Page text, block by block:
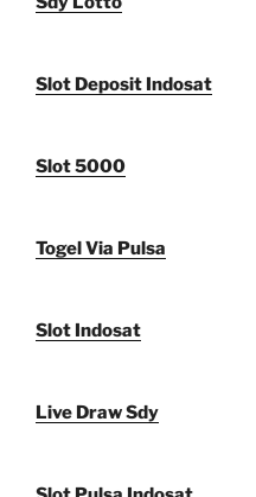
Slot Deposit Indosat
Slot 5000
Togel Via Pulsa
Slot Indosat
Live Draw Sdy